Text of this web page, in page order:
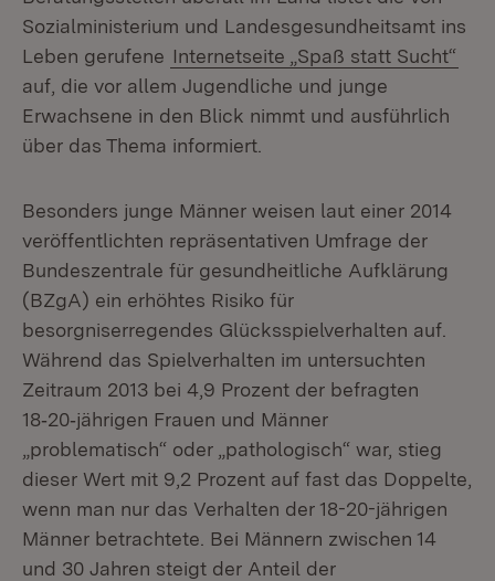
Sozialministerium und Landesgesundheitsamt ins
Leben gerufene Internetseite „Spaß statt Sucht“
auf, die vor allem Jugendliche und junge
Erwachsene in den Blick nimmt und ausführlich
über das Thema informiert.
Besonders junge Männer weisen laut einer 2014
veröffentlichten repräsentativen Umfrage der
Bundeszentrale für gesundheitliche Aufklärung
(BZgA) ein erhöhtes Risiko für
besorgniserregendes Glücksspielverhalten auf.
Während das Spielverhalten im untersuchten
Zeitraum 2013 bei 4,9 Prozent der befragten
18‑20‑jährigen Frauen und Männer
„problematisch“ oder „pathologisch“ war, stieg
dieser Wert mit 9,2 Prozent auf fast das Doppelte,
wenn man nur das Verhalten der 18-20-jährigen
Männer betrachtete. Bei Männern zwischen 14
und 30 Jahren steigt der Anteil der